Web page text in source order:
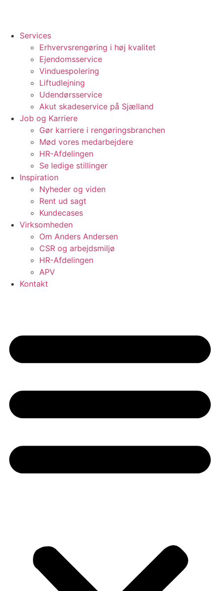
Services
Erhvervsrengøring i høj kvalitet
Ejendomsservice
Vinduespolering
Liftudlejning
Udendørsservice
Akut skadeservice på Sjælland
Job og Karriere
Gør karriere i rengøringsbranchen
Mød vores medarbejdere
HR-Afdelingen
Se ledige stillinger
Inspiration
Nyheder og viden
Rent ud sagt
Kundecases
Virksomheden
Om Anders Andersen
CSR og arbejdsmiljø
HR-Afdelingen
APV
Kontakt